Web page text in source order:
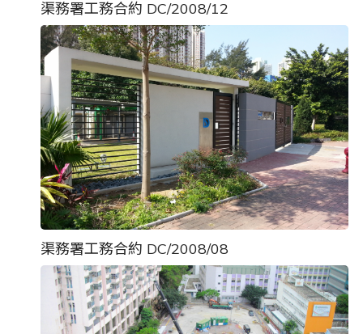
渠務署工務合約 DC/2008/12
渠務署工務合約 DC/2008/08